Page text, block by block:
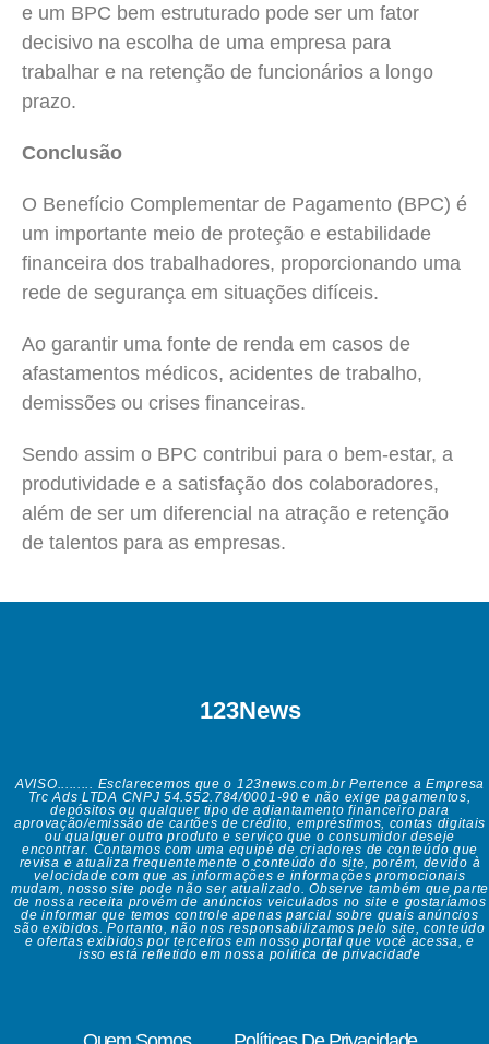
e um BPC bem estruturado pode ser um fator
decisivo na escolha de uma empresa para
trabalhar e na retenção de funcionários a longo
prazo.
Conclusão
O Benefício Complementar de Pagamento (BPC) é
um importante meio de proteção e estabilidade
financeira dos trabalhadores, proporcionando uma
rede de segurança em situações difíceis.
Ao garantir uma fonte de renda em casos de
afastamentos médicos, acidentes de trabalho,
demissões ou crises financeiras.
Sendo assim o BPC contribui para o bem-estar, a
produtividade e a satisfação dos colaboradores,
além de ser um diferencial na atração e retenção
de talentos para as empresas.
123News
AVISO......... Esclarecemos que o 123news.com.br Pertence a Empresa
Trc Ads LTDA CNPJ 54.552.784/0001-90 e não exige pagamentos,
depósitos ou qualquer tipo de adiantamento financeiro para
aprovação/emissão de cartões de crédito, empréstimos, contas digitais
ou qualquer outro produto e serviço que o consumidor deseje
encontrar. Contamos com uma equipe de criadores de conteúdo que
revisa e atualiza frequentemente o conteúdo do site, porém, devido à
velocidade com que as informações e informações promocionais
mudam, nosso site pode não ser atualizado. Observe também que parte
de nossa receita provém de anúncios veiculados no site e gostaríamos
de informar que temos controle apenas parcial sobre quais anúncios
são exibidos. Portanto, não nos responsabilizamos pelo site, conteúdo
e ofertas exibidos por terceiros em nosso portal que você acessa, e
isso está refletido em nossa política de privacidade